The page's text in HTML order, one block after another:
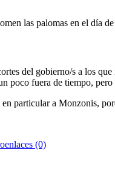
las palomas en el día
del gobierno/s a los
poco fuera de tiempo,
particular a Monzonis,
(0)